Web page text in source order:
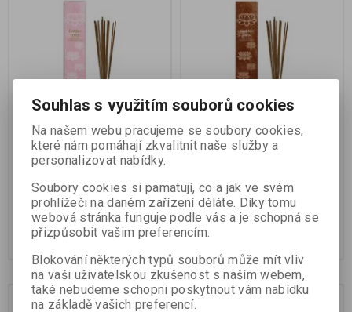
Vonné tyčinky Růže 10ks
20g
Výrobce:Golden Lotus
Katalogové číslo:
707614
105 Kč
Koupit
Vonné tyčinky Patchouli
10ks 20g
Katalogové číslo:
707917
105 Kč
Na dotaz Na dotaz
Souhlas s využitím souborů cookies
Na našem webu pracujeme se soubory cookies,
které nám pomáhají zkvalitnit naše služby a
personalizovat nabídky.
Soubory cookies si pamatují, co a jak ve svém
prohlížeči na daném zařízení děláte. Díky tomu
webová stránka funguje podle vás a je schopná se
přizpůsobit vašim preferencím.
Blokování některých typů souborů může mít vliv
na vaši uživatelskou zkušenost s naším webem,
také nebudeme schopni poskytnout vám nabídku
na základě vašich preferencí.